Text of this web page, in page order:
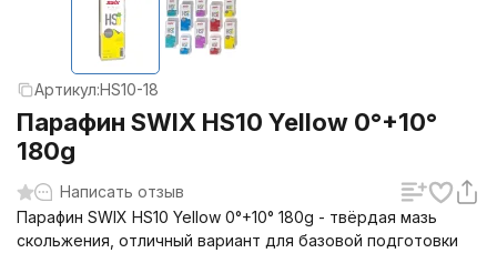
Артикул:HS10-18
Парафин SWIX HS10 Yellow 0°+10°
180g
Написать отзыв
Парафин SWIX HS10 Yellow 0°+10° 180g - твёрдая мазь
скольжения, отличный вариант для базовой подготовки